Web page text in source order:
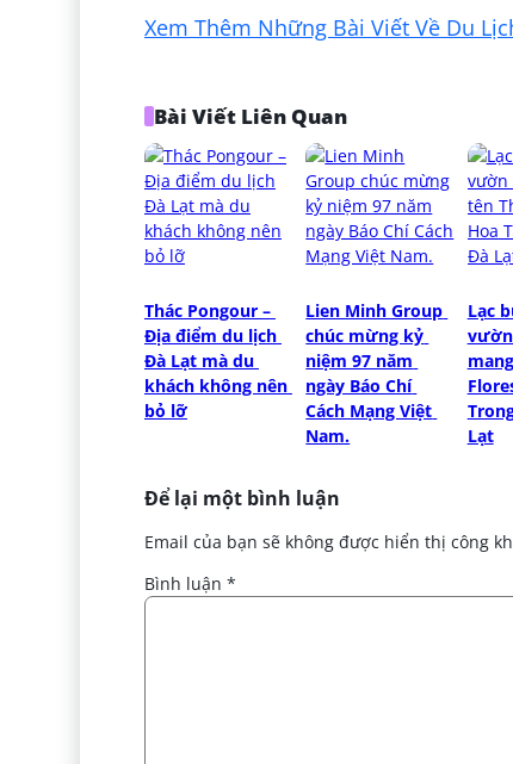
Xem Thêm Những Bài Viết Về Du
Bài Viết Liên Quan
Thác Pongour –
Địa điểm du lịch
Đà Lạt mà du
khách không nên
bỏ lỡ
Lien Minh Group
chúc mừng kỷ
niệm 97 năm
ngày Báo Chí
Cách Mạng Việt
Nam.
Lạc
Lạt
Để lại một bình luận
Email của bạn sẽ không được hiển thị công
Bình luận *